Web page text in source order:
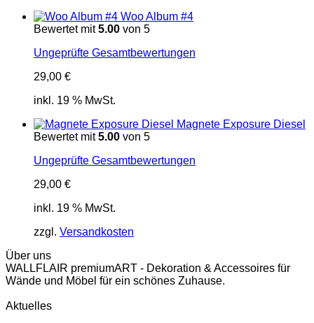
Woo Album #4
Bewertet mit5.00 von 5
Ungeprüfte Gesamtbewertungen
29,00 €
inkl. 19 % MwSt.
Magnete Exposure Diesel
Bewertet mit5.00 von 5
Ungeprüfte Gesamtbewertungen
29,00 €
inkl. 19 % MwSt.
zzgl. Versandkosten
Über uns
WALLFLAIR premiumART - Dekoration & Accessoires für
Wände und Möbel für ein schönes Zuhause.
Aktuelles